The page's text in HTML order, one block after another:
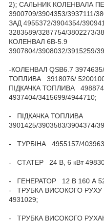
2); САЛЬНИК КОЛЕНВАЛА
3900709/3904353/
ЗАД 4955372/3904354/
3283589/3287754/3802273/
КОЛЕНВАЛ 6B-5.9
3907804/3908032/3915259/
-КОЛЕНВАЛ QSB6.7
ТОПЛИВА 3918076/
ПІДКАЧКА ТОПЛИВА
4937404/3415699/4944710;
- ПІДКАЧКА ТОПЛИВА
3901425/3903583/3904374/
- ТУРБІНА 4955157/
- СТАТЕР 24 В, 6 кВт
- ГЕНЕРАТОР 12 В 160 А
- ТРУБКА ВИСОКОГО РУХУ
4931029;
- ТРУБКА ВИСОКОГО